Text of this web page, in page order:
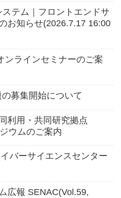
テム｜フロントエンドサ
お知らせ(2026.7.17 16:00
ンラインセミナーのご案
募集開始について
利用・共同研究拠点
ウムのご案内
バーサイエンスセンター
広報 SENAC(Vol.59,